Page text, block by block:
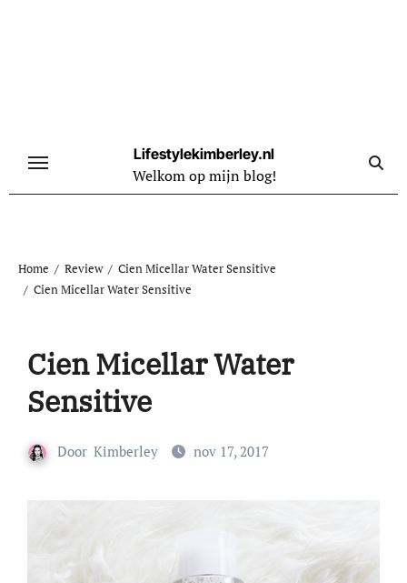
Lifestylekimberley.nl
Welkom op mijn blog!
Home Review
Cien Micellar Water Sensitive
Cien Micellar Water Sensitive
Cien Micellar Water
Sensitive
Door Kimberley nov 17, 2017